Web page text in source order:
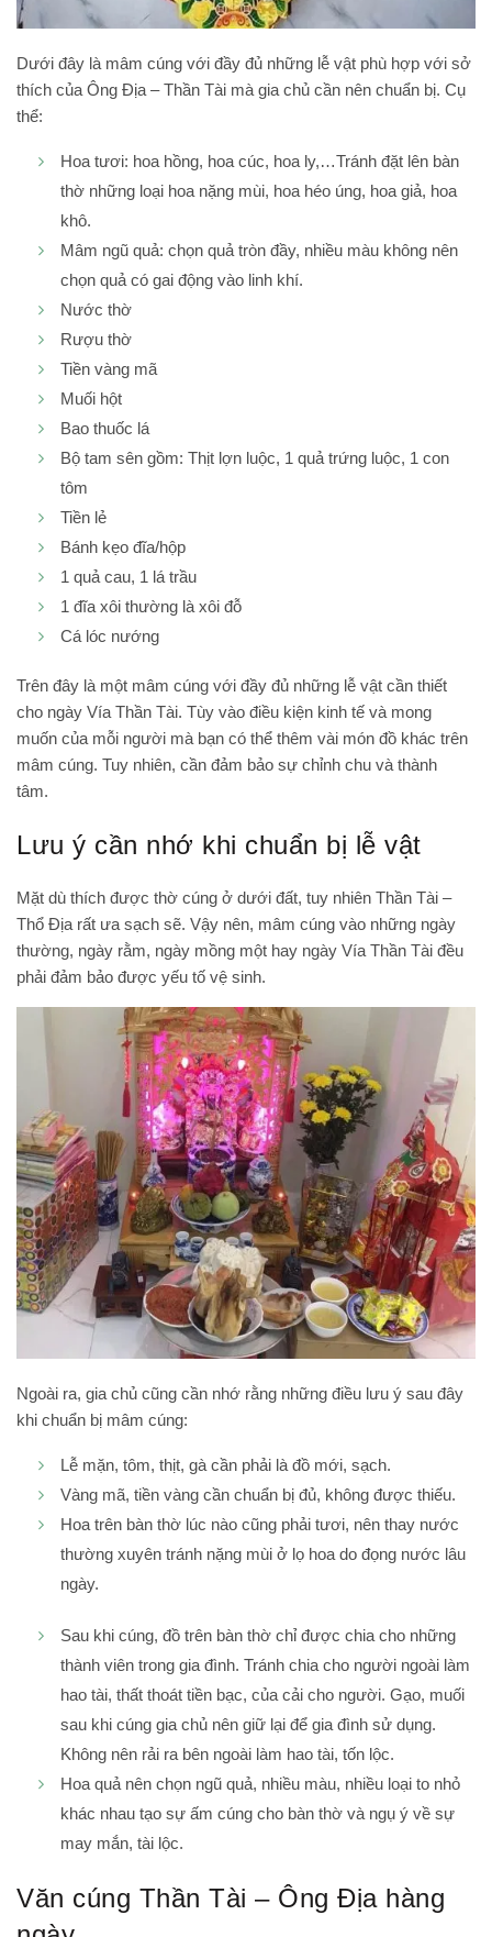
Dưới đây là mâm cúng với đầy đủ những lễ vật phù hợp với sở
thích của Ông Địa – Thần Tài mà gia chủ cần nên chuẩn bị. Cụ
thể:
Hoa tươi: hoa hồng, hoa cúc, hoa ly,…Tránh đặt lên bàn
thờ những loại hoa nặng mùi, hoa héo úng, hoa giả, hoa
khô.
Mâm ngũ quả: chọn quả tròn đầy, nhiều màu không nên
chọn quả có gai động vào linh khí.
Nước thờ
Rượu thờ
Tiền vàng mã
Muối hột
Bao thuốc lá
Bộ tam sên gồm: Thịt lợn luộc, 1 quả trứng luộc, 1 con
tôm
Tiền lẻ
Bánh kẹo đĩa/hộp
1 quả cau, 1 lá trầu
1 đĩa xôi thường là xôi đỗ
Cá lóc nướng
Trên đây là một mâm cúng với đầy đủ những lễ vật cần thiết
cho ngày Vía Thần Tài. Tùy vào điều kiện kinh tế và mong
muốn của mỗi người mà bạn có thể thêm vài món đồ khác trên
mâm cúng. Tuy nhiên, cần đảm bảo sự chỉnh chu và thành
tâm.
Lưu ý cần nhớ khi chuẩn bị lễ vật
Mặt dù thích được thờ cúng ở dưới đất, tuy nhiên Thần Tài –
Thổ Địa rất ưa sạch sẽ. Vậy nên, mâm cúng vào những ngày
thường, ngày rằm, ngày mồng một hay ngày Vía Thần Tài đều
phải đảm bảo được yếu tố vệ sinh.
Ngoài ra, gia chủ cũng cần nhớ rằng những điều lưu ý sau đây
khi chuẩn bị mâm cúng:
Lễ mặn, tôm, thịt, gà cần phải là đồ mới, sạch.
Vàng mã, tiền vàng cần chuẩn bị đủ, không được thiếu.
Hoa trên bàn thờ lúc nào cũng phải tươi, nên thay nước
thường xuyên tránh nặng mùi ở lọ hoa do đọng nước lâu
ngày.
Sau khi cúng, đồ trên bàn thờ chỉ được chia cho những
thành viên trong gia đình. Tránh chia cho người ngoài làm
hao tài, thất thoát tiền bạc, của cải cho người. Gạo, muối
sau khi cúng gia chủ nên giữ lại để gia đình sử dụng.
Không nên rải ra bên ngoài làm hao tài, tốn lộc.
Hoa quả nên chọn ngũ quả, nhiều màu, nhiều loại to nhỏ
khác nhau tạo sự ấm cúng cho bàn thờ và ngụ ý về sự
may mắn, tài lộc.
Văn cúng Thần Tài – Ông Địa hàng